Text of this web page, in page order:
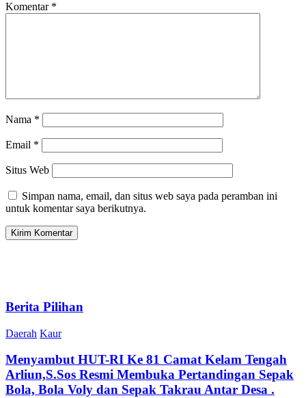
Komentar *
Nama *
Email *
Situs Web
Simpan nama, email, dan situs web saya pada peramban ini
untuk komentar saya berikutnya.
Berita Pilihan
Daerah Kaur
Menyambut HUT-RI Ke 81 Camat Kelam Tengah
Arliun,S.Sos Resmi Membuka Pertandingan Sepak
Bola, Bola Voly dan Sepak Takrau Antar Desa .